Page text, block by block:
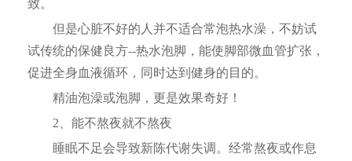
致。
但是心脏不好的人并不适合常泡热水澡，不妨试
试传统的保健良方--热水泡脚，能使脚部微血管扩张，
促进全身血液循环，同时达到健身的目的。
精油泡澡或泡脚，更是效果奇好！
2、能不熬夜就不熬夜
睡眠不足会导致新陈代谢失调。经常熬夜或作息